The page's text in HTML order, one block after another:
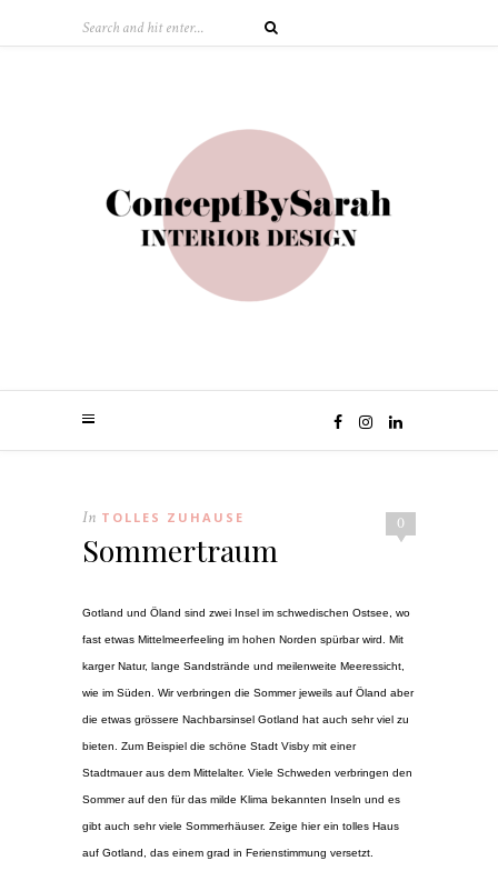
0
In TOLLES ZUHAUSE
Sommertraum
Gotland und Öland sind zwei Insel im schwedischen Ostsee, wo
fast etwas Mittelmeerfeeling im hohen Norden spürbar wird. Mit
karger Natur, lange Sandstrände und meilenweite Meeressicht,
wie im Süden. Wir verbringen die Sommer jeweils auf Öland aber
die etwas grössere Nachbarsinsel Gotland hat auch sehr viel zu
bieten. Zum Beispiel die schöne Stadt Visby mit einer
Stadtmauer aus dem Mittelalter. Viele Schweden verbringen den
Sommer auf den für das milde Klima bekannten Inseln und es
gibt auch sehr viele Sommerhäuser. Zeige hier ein tolles Haus
auf Gotland, das einem grad in Ferienstimmung versetzt.